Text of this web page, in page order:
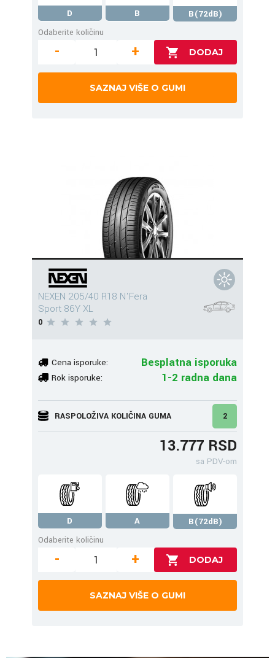
D B
B(72dB)
Odaberite količinu
- +
SAZNAJ VIŠE O GUMI
NEXEN 205/40 R18 N'Fera
Sport 86Y XL
0
Cena isporuke: Besplatna isporuka
Rok isporuke: 1-2 radna dana
RASPOLOŽIVA KOLIČINA GUMA 2
13.777 RSD
sa PDV-om
D A
B(72dB)
Odaberite količinu
- +
SAZNAJ VIŠE O GUMI